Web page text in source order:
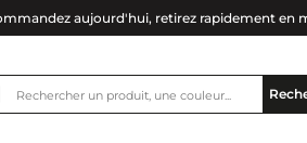
aujourd'hui, retirez rapidement en